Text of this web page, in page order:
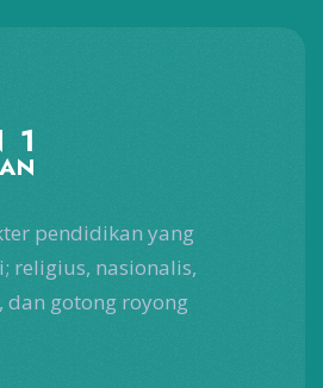
1
pendidikan yang
religius, nasionalis,
gotong royong